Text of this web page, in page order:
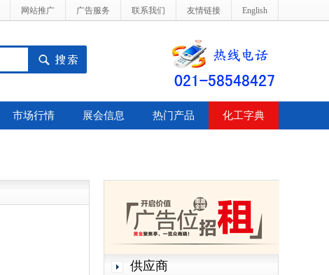
网站推广 广告服务 联系我们 友情链接 English
市场行情 展会信息 热门产品 化工字典
供应商